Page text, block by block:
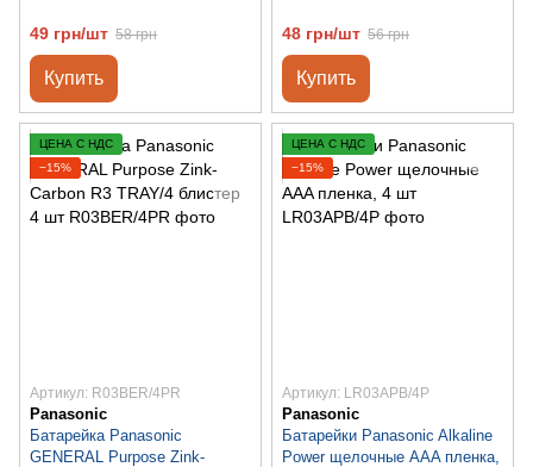
49 грн/шт 58 грн
Купить
48 грн/шт 56 грн
Купить
ЦЕНА С НДС
−15%
Артикул: R03BER/4PR
Panasonic
Батарейка Panasonic
GENERAL Purpose Zink-
ЦЕНА С НДС
−15%
Артикул: LR03APB/4P
Panasonic
Батарейки Panasonic Alkaline
Power щелочные AAA пленка,